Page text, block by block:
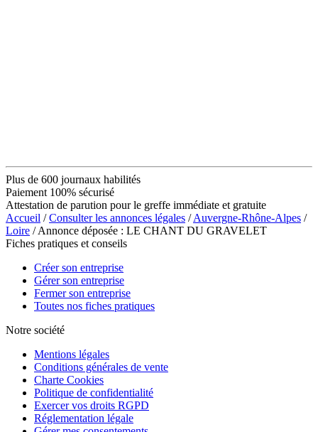
Plus de 600 journaux habilités
Paiement 100% sécurisé
Attestation de parution pour le greffe immédiate et gratuite
Accueil /Consulter les annonces légales /Auvergne-Rhône-Alpes /
Loire / Annonce déposée : LE CHANT DU GRAVELET
Fiches pratiques et conseils
Créer son entreprise
Gérer son entreprise
Fermer son entreprise
Toutes nos fiches pratiques
Notre société
Mentions légales
Conditions générales de vente
Charte Cookies
Politique de confidentialité
Exercer vos droits RGPD
Réglementation légale